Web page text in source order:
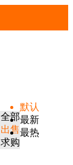
全部
出售
求购
默认
最新
最热